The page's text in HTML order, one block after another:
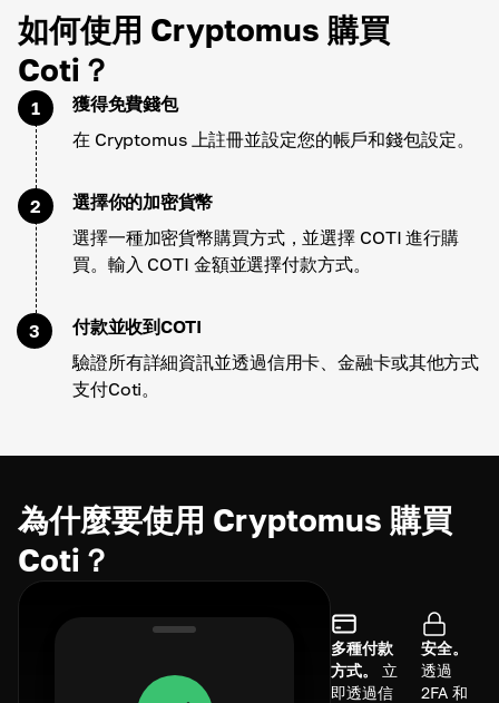
如何使用 Cryptomus 購買
Coti？
1
獲得免費錢包
在 Cryptomus 上註冊並設定您的帳戶和錢包設定。
2
選擇你的加密貨幣
選擇一種加密貨幣購買方式，並選擇 COTI 進行購
買。輸入 COTI 金額並選擇付款方式。
3
付款並收到COTI
驗證所有詳細資訊並透過信用卡、金融卡或其他方式
支付Coti。
為什麼要使用 Cryptomus 購買
Coti？
多種付款
方式。
立
即透過信
安全。
透過
2FA 和